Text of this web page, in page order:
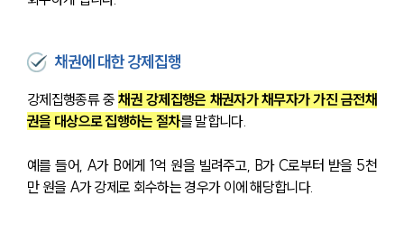
채권에 대한 강제집행
강제집행종류 중 채권 강제집행은 채권자가 채무자가 가진 금전채
권을 대상으로 집행하는 절차를 말합니다.
예를 들어, A가 B에게 1억 원을 빌려주고, B가 C로부터 받을 5천
만 원을 A가 강제로 회수하는 경우가 이에 해당합니다.